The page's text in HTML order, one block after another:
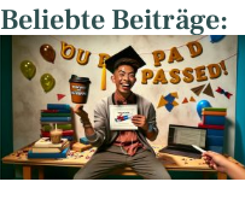
Beliebte Beiträge: